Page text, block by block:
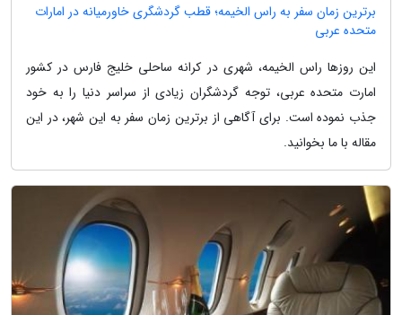
برترین زمان سفر به راس الخیمه؛ قطب گردشگری خاورمیانه در امارات
متحده عربی
این روزها راس الخیمه، شهری در کرانه ساحلی خلیج فارس در کشور
امارت متحده عربی، توجه گردشگران زیادی از سراسر دنیا را به خود
جذب نموده است. برای آگاهی از برترین زمان سفر به این شهر، در این
مقاله با ما بخوانید.